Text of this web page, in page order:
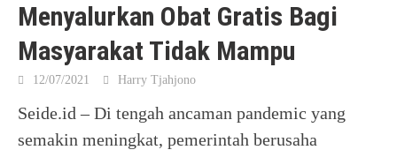
Menyalurkan Obat Gratis Bagi
Masyarakat Tidak Mampu
12/07/2021 Harry Tjahjono
Seide.id – Di tengah ancaman pandemic yang
semakin meningkat, pemerintah berusaha